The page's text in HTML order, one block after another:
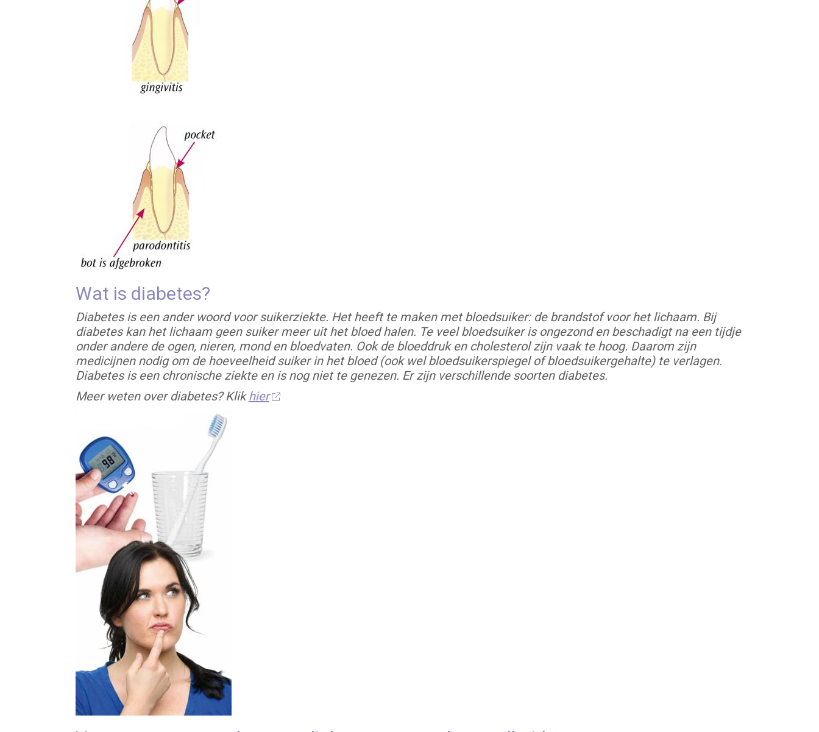
Wat is diabetes?
Diabetes is een ander woord voor suikerziekte. Het heeft te maken met bloedsuiker: de brandstof voor het lichaam. Bij
diabetes kan het lichaam geen suiker meer uit het bloed halen. Te veel bloedsuiker is ongezond en beschadigt na een tijdje
onder andere de ogen, nieren, mond en bloedvaten. Ook de bloeddruk en cholesterol zijn vaak te hoog. Daarom zijn
medicijnen nodig om de hoeveelheid suiker in het bloed (ook wel bloedsuikerspiegel of bloedsuikergehalte) te verlagen.
Diabetes is een chronische ziekte en is nog niet te genezen. Er zijn verschillende soorten diabetes.
Meer weten over diabetes? Klikhier